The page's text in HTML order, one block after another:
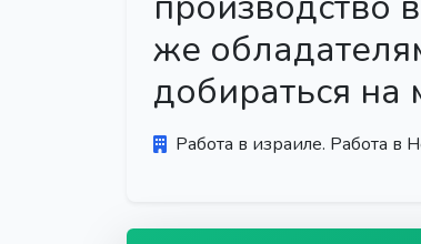
же
добираться на
Работа в израиле. Работа в